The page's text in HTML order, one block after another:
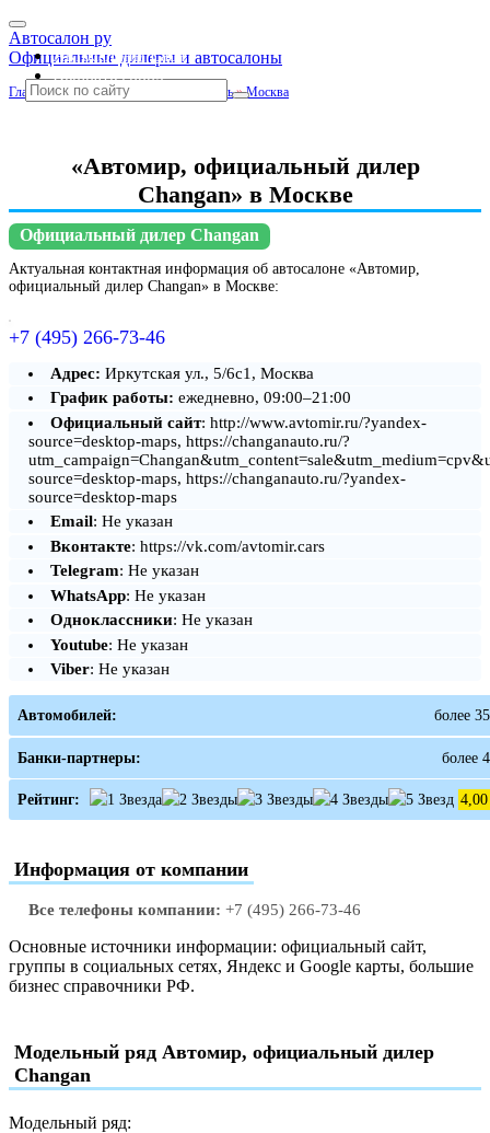
Автосалон ру
Официальные дилеры и автосалоны
Автосалоны Lada
Выбрать город
Главная » Москва и Московская область » Москва
«Автомир, официальный дилер
Changan» в Москве
Официальный дилер Changan
Актуальная контактная информация об автосалоне «Автомир,
официальный дилер Changan» в Москве:
+7 (495) 266-73-46
Адрес: Иркутская ул., 5/6с1, Москва
График работы: ежедневно, 09:00–21:00
Официальный сайт: http://www.avtomir.ru/?yandex-
source=desktop-maps, https://changanauto.ru/?
source=desktop-maps, https://changanauto.ru/?yandex-
source=desktop-maps
Email: Не указан
Вконтакте: https://vk.com/avtomir.cars
Telegram: Не указан
WhatsApp: Не указан
Одноклассники: Не указан
Youtube: Не указан
Viber: Не указан
Автомобилей: более 35
Банки-партнеры: более 4
Рейтинг: 4,00
Информация от компании
Все телефоны компании: +7 (495) 266-73-46
Основные источники информации: официальный сайт,
группы в социальных сетях, Яндекс и Google карты, большие
бизнес справочники РФ.
Модельный ряд Автомир, официальный дилер
Changan
Модельный ряд: